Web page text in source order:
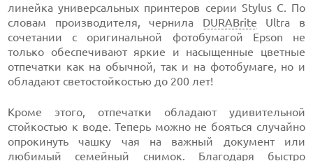
линейка универсальных принтеров серии Stylus C. По
словам производителя, чернила DURABrite Ultra в
сочетании с оригинальной фотобумагой Epson не
только обеспечивают яркие и насыщенные цветные
отпечатки как на обычной, так и на фотобумаге, но и
обладают светостойкостью до 200 лет!
Кроме этого, отпечатки обладают удивительной
стойкостью к воде. Теперь можно не бояться случайно
опрокинуть чашку чая на важный документ или
любимый семейный снимок. Благодаря быстро